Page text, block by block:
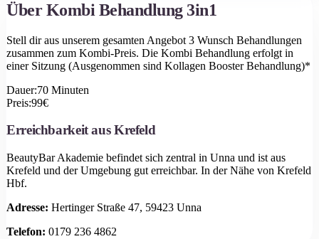
ÜberKombi Behandlung 3in1
Stell dir aus unserem gesamten Angebot 3 Wunsch Behandlungen
zusammen zum Kombi-Preis. Die Kombi Behandlung erfolgt in
einer Sitzung (Ausgenommen sind Kollagen Booster Behandlung)*
Dauer:70 Minuten
Preis:99€
Erreichbarkeit ausKrefeld
BeautyBar Akademie befindet sich zentral in Unna und ist aus
Krefeld und der Umgebung gut erreichbar. In der Nähe von Krefeld
Hbf.
Adresse: Hertinger Straße 47, 59423 Unna
Telefon: 0179 236 4862